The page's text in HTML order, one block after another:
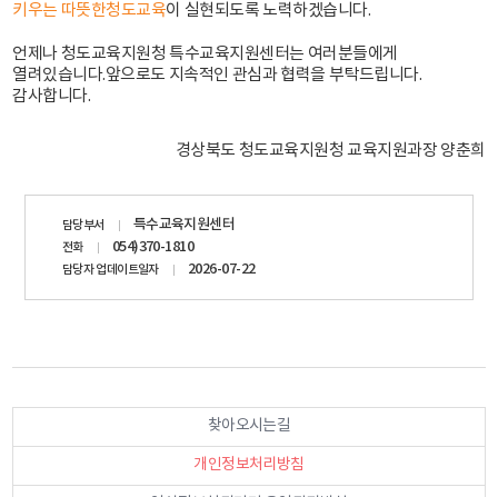
키우는 따뜻한청도교육이 실현되도록 노력하겠습니다.
언제나 청도교육지원청 특수교육지원센터는 여러분들에게
열려있습니다.앞으로도 지속적인 관심과 협력을 부탁드립니다.
감사합니다.
경상북도 청도교육지원청 교육지원과장 양춘희
담당부서 특수교육지원센터
전화 054)370-1810
담당자 업데이트일자 2026-07-22
찾아오시는길
개인정보처리방침
오늘
5,437